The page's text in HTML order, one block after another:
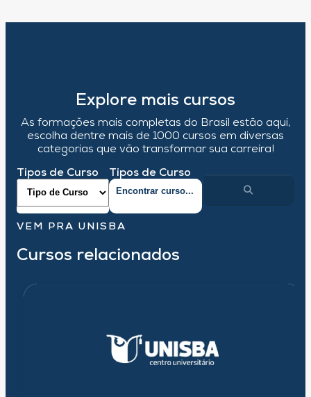
Explore mais cursos
As formações mais completas do Brasil estão aqui,
escolha dentre mais de 1000 cursos em diversas
categorias que vão transformar sua carreira!
Tipos de Curso Tipos de Curso
VEM PRA UNISBA
Cursos relacionados